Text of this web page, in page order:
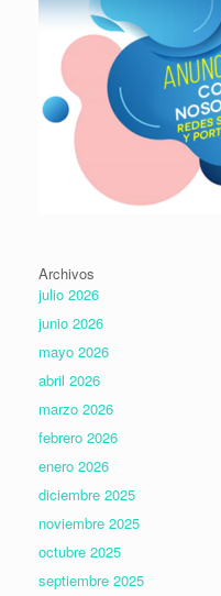
Archivos
julio 2026
junio 2026
mayo 2026
abril 2026
marzo 2026
febrero 2026
enero 2026
diciembre 2025
noviembre 2025
octubre 2025
septiembre 2025